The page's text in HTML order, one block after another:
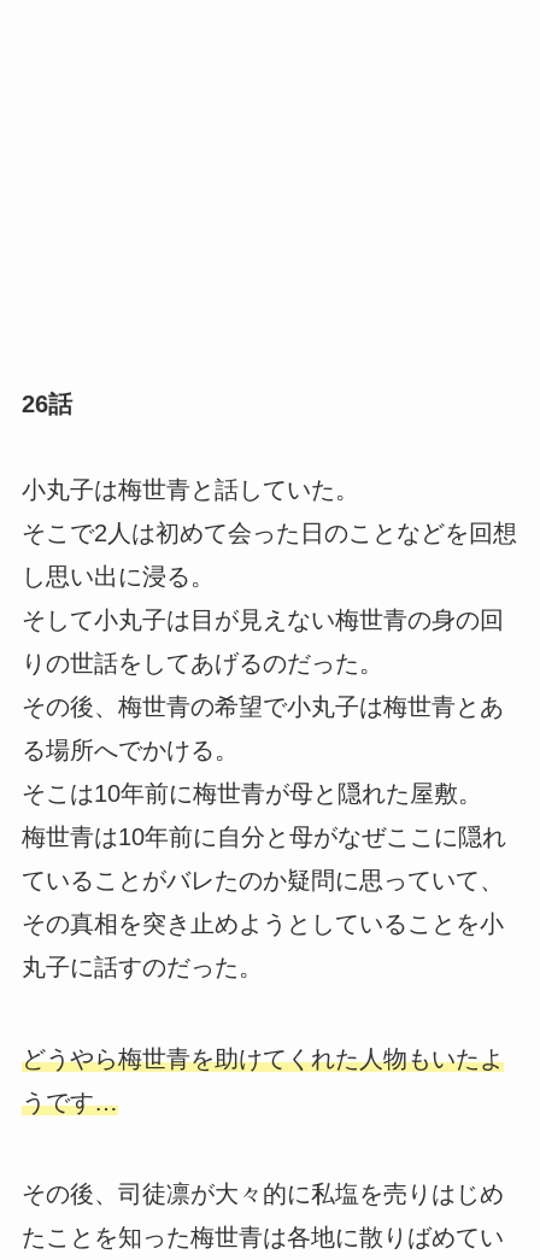
26話
小丸子は梅世青と話していた。
そこで2人は初めて会った日のことなどを回想
し思い出に浸る。
そして小丸子は目が見えない梅世青の身の回
りの世話をしてあげるのだった。
その後、梅世青の希望で小丸子は梅世青とあ
る場所へでかける。
そこは10年前に梅世青が母と隠れた屋敷。
梅世青は10年前に自分と母がなぜここに隠れ
ていることがバレたのか疑問に思っていて、
その真相を突き止めようとしていることを小
丸子に話すのだった。
どうやら梅世青を助けてくれた人物もいたよ
うです…
その後、司徒凛が大々的に私塩を売りはじめ
たことを知った梅世青は各地に散りばめてい